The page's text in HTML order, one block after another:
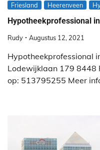
Friesland Heerenveen
Hypotheekprofessional
Rudy Augustus 12, 2021
Hypotheekprofessional
Lodewijklaan 179 8448
op: 513795255 Meer